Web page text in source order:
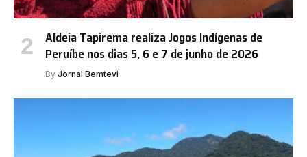
Aldeia Tapirema realiza Jogos Indígenas de
Peruíbe nos dias 5, 6 e 7 de junho de 2026
By Jornal Bemtevi